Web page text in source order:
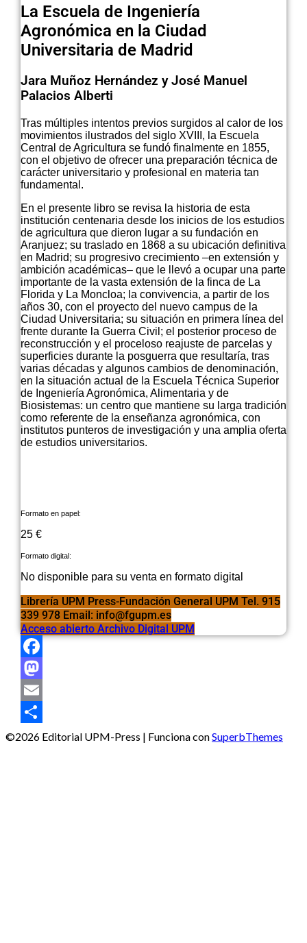
La Escuela de Ingeniería
Agronómica en la Ciudad
Universitaria de Madrid
Jara Muñoz Hernández y José Manuel
Palacios Alberti
Tras múltiples intentos previos surgidos al calor de los
movimientos ilustrados del siglo XVIII, la Escuela
Central de Agricultura se fundó finalmente en 1855,
con el objetivo de ofrecer una preparación técnica de
carácter universitario y profesional en materia tan
fundamental.
En el presente libro se revisa la historia de esta
institución centenaria desde los inicios de los estudios
de agricultura que dieron lugar a su fundación en
Aranjuez; su traslado en 1868 a su ubicación definitiva
en Madrid; su progresivo crecimiento –en extensión y
ambición académicas– que le llevó a ocupar una parte
importante de la vasta extensión de la finca de La
Florida y La Moncloa; la convivencia, a partir de los
años 30, con el proyecto del nuevo campus de la
Ciudad Universitaria; su situación en primera línea del
frente durante la Guerra Civil; el posterior proceso de
reconstrucción y el proceloso reajuste de parcelas y
superficies durante la posguerra que resultaría, tras
varias décadas y algunos cambios de denominación,
en la situación actual de la Escuela Técnica Superior
de Ingeniería Agronómica, Alimentaria y de
Biosistemas: un centro que mantiene su larga tradición
como referente de la enseñanza agronómica, con
institutos punteros de investigación y una amplia oferta
de estudios universitarios.
Formato en papel:
25 €
Formato digital:
No disponible para su venta en formato digital
Librería UPM Press-Fundación General UPM Tel. 915
339 978 Email: info@fgupm.es
Acceso abierto Archivo Digital UPM
Facebook
Mastodon
Email
Compartir
©2026 Editorial UPM-Press | Funciona conSuperbThemes